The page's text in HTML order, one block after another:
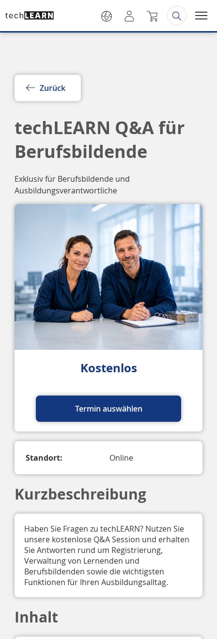
Zurück
Kurzbeschreibung
Haben Sie Fragen zu techLEARN? Nutzen Sie
unsere kostenlose Q&A Session und erhalten
Sie Antworten rund um Registrierung,
Verwaltung von Lernenden und
Berufsbildenden sowie die wichtigsten
Funktionen für Ihren Ausbildungsalltag.
Inhalt
techLEARN Q&A für
Berufsbildende
Exklusiv für Berufsbildende und
Ausbildungsverantwortliche
Kostenlos
Termin auswählen
Standort: Online